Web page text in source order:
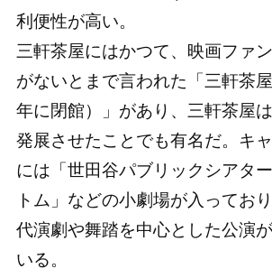
利便性が高い。
三軒茶屋にはかつて、映画ファ
がないとまで言われた「三軒茶
年に閉館）」があり、三軒茶屋
発展させたことでも有名だ。キ
には「世田谷パブリックシアタ
トム」などの小劇場が入ってお
代演劇や舞踏を中心とした公演
いる。